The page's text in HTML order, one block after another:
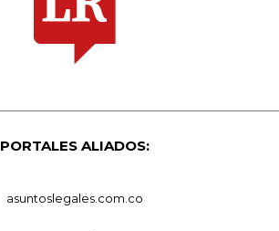
PORTALES ALIADOS:
asuntoslegales.com.co